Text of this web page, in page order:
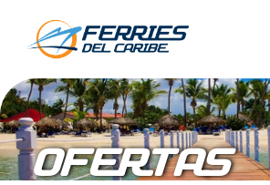
OFERTAS